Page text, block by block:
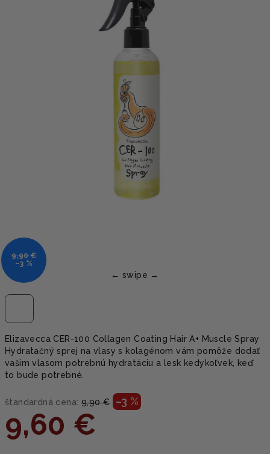
Elizavecca CER-100 Collagen Coating Hair A+ Muscle Spray
Hydratačný sprej na vlasy s kolagénom vám pomôže dodať
vašim vlasom potrebnú hydratáciu a lesk kedykoľvek, keď
to bude potrebné.
štandardná cena: 9,90 € –3 %
9,60 €
9,90 €
–3 %